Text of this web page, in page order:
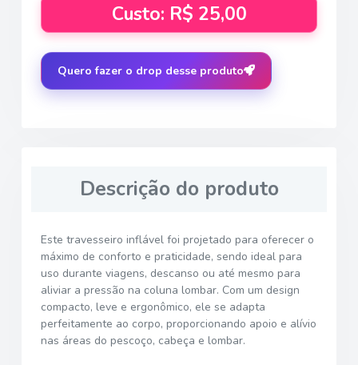
Custo: R$ 25,00
Quero fazer o drop desse produto
Descrição do produto
Este travesseiro inflável foi projetado para oferecer o
máximo de conforto e praticidade, sendo ideal para
uso durante viagens, descanso ou até mesmo para
aliviar a pressão na coluna lombar. Com um design
compacto, leve e ergonômico, ele se adapta
perfeitamente ao corpo, proporcionando apoio e alívio
nas áreas do pescoço, cabeça e lombar.